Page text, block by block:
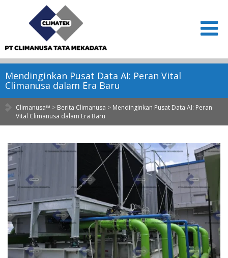
Mendinginkan Pusat Data AI: Peran Vital
Climanusa dalam Era Baru
Climanusa™ > Berita Climanusa > Mendinginkan Pusat Data AI: Peran
Vital Climanusa dalam Era Baru